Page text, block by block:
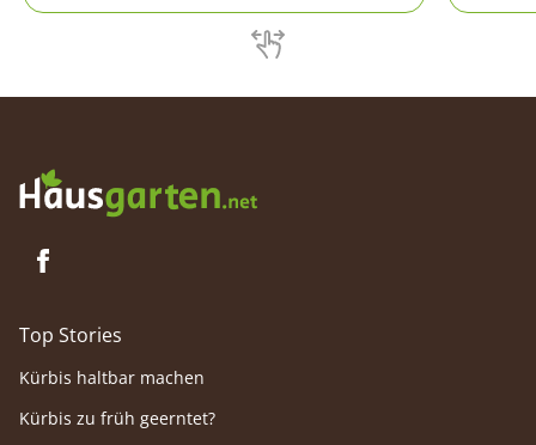
Top Stories
Kürbis haltbar machen
Kürbis zu früh geerntet?